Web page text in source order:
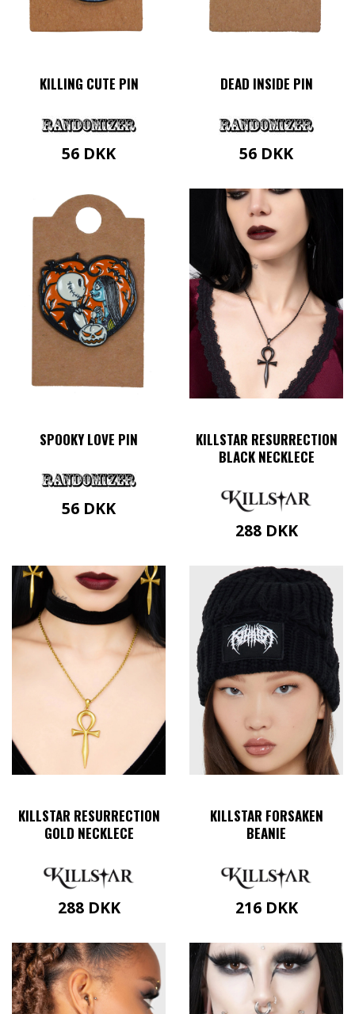
KILLING CUTE PIN
56 DKK
DEAD INSIDE PIN
56 DKK
SPOOKY LOVE PIN
56 DKK
KILLSTAR RESURRECTION
BLACK NECKLECE
288 DKK
KILLSTAR RESURRECTION
GOLD NECKLECE
288 DKK
KILLSTAR FORSAKEN
BEANIE
216 DKK